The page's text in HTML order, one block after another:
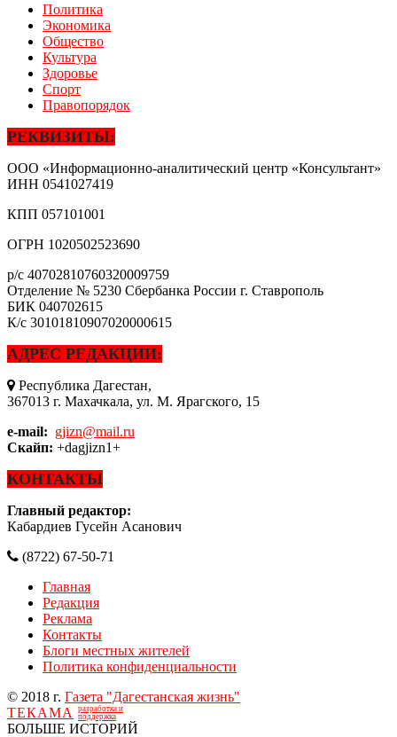
Политика
Экономика
Общество
Культура
Здоровье
Спорт
Правопорядок
РЕКВИЗИТЫ:
ООО «Информационно-аналитический центр «Консультант»
ИНН 0541027419
КПП 057101001
ОГРН 1020502523690
р/с 40702810760320009759
Отделение № 5230 Сбербанка России г. Ставрополь
БИК 040702615
К/с 30101810907020000615
АДРЕС РЕДАКЦИИ:
Республика Дагестан,
367013 г. Махачкала, ул. М. Ярагского, 15
e-mail: gjizn@mail.ru
Скайп: +dagjizn1+
КОНТАКТЫ
Главный редактор:
Кабардиев Гусейн Асанович
(8722) 67-50-71
Главная
Редакция
Реклама
Контакты
Блоги местных жителей
Политика конфиденциальности
© 2018 г. Газета "Дагестанская жизнь"
ТЕКАМА
разработка и
поддержка
БОЛЬШЕ ИСТОРИЙ